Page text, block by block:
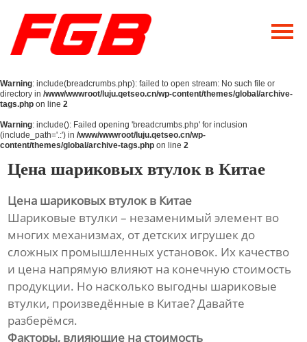
Главная
О Нас
Продукция
Новости
Warning: include(breadcrumbs.php): failed to open stream: No such file or
directory in /www/wwwroot/luju.qetseo.cn/wp-content/themes/global/archive-
tags.php on line 2
Warning: include(): Failed opening 'breadcrumbs.php' for inclusion
(include_path='.:') in /www/wwwroot/luju.qetseo.cn/wp-
content/themes/global/archive-tags.php on line 2
Цена шариковых втулок в Китае
Цена шариковых втулок в Китае
Шариковые втулки – незаменимый элемент во
многих механизмах, от детских игрушек до
сложных промышленных установок. Их качество
и цена напрямую влияют на конечную стоимость
продукции. Но насколько выгодны шариковые
втулки, произведённые в Китае? Давайте
разберёмся.
Факторы, влияющие на стоимость